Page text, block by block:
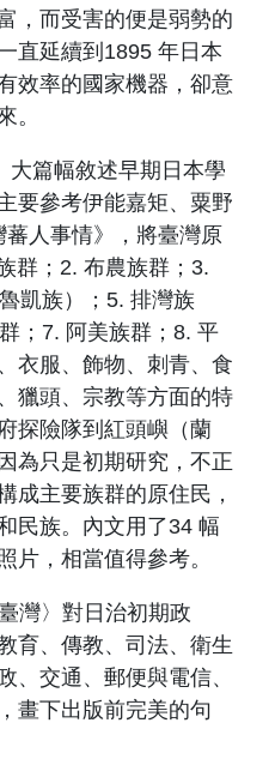
，而受害的便是弱勢的
直延續到 1895 年日本
效率的國家機器，卻意
。
大篇幅敘述早期日本學
要參考伊能嘉矩、粟野
蕃人事情》，將臺灣原
群； 2. 布農族群； 3.
魯凱族）； 5. 排灣族
； 7. 阿美族群； 8. 平
衣服、飾物、刺青、食
獵頭、宗教等方面的特
探險隊到紅頭嶼（蘭
為只是初期研究，不正
成主要族群的原住民，
民族。內文用了34 幅
片，相當值得參考。
灣〉對日治初期政
育、傳教、司法、衛生
、交通、郵便與電信、
畫下出版前完美的句